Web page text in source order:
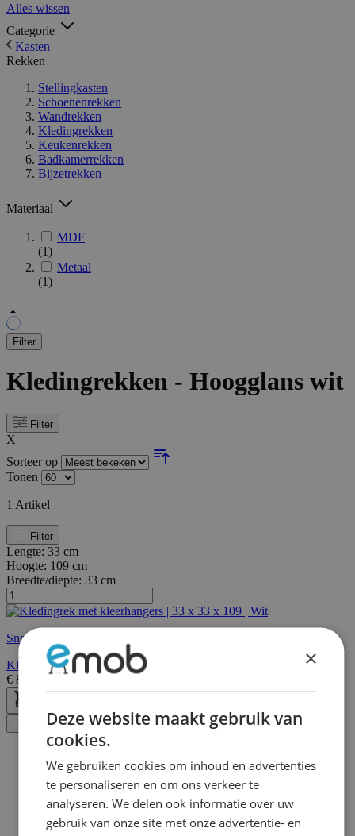
Alles wissen
Categorie
Kasten
Rekken
Stellingkasten
Schoenenrekken
Wandrekken
Kledingrekken
Keukenrekken
Badkamerrekken
Bijzetrekken
Materiaal
MDF
(1)
Metaal
(1)
Filter
Kledingrekken - Hoogglans wit
Filter
X
Sorteer op
Tonen
1 Artikel
Filter
Lengte: 33 cm
Hoogte: 109 cm
Breedte/diepte: 33 cm
Snelle levering
Kledingrek met kleerhangers | 33 x 33 x 109 | Wit
€ 85,95 € 146,00
Filter
×
Deze website maakt gebruik van
cookies.
We gebruiken cookies om inhoud en advertenties
te personaliseren en om ons verkeer te
analyseren. We delen ook informatie over uw
gebruik van onze site met onze advertentie- en